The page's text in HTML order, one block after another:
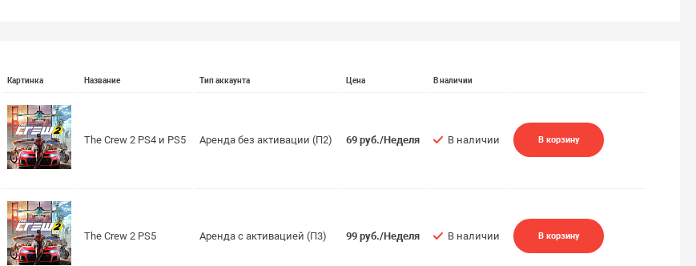
Картинка Название Тип аккаунта Цена В наличии
The Crew 2 PS4 и PS5 Аренда без активации (П2) 69 руб./Неделя В наличии В корзину
The Crew 2 PS5 Аренда с активацией (П3) 99 руб./Неделя В наличии В корзину